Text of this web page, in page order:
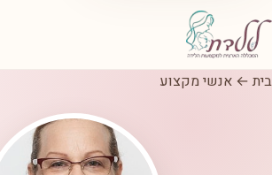
בית ← אנשי מקצוע